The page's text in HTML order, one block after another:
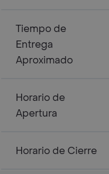
Tiempo de
Entrega
Aproximado
Horario de
Apertura
Horario de Cierre